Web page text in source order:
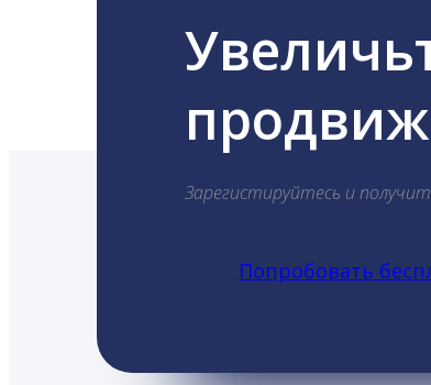
Зарегистируйтесь и
Попробовать